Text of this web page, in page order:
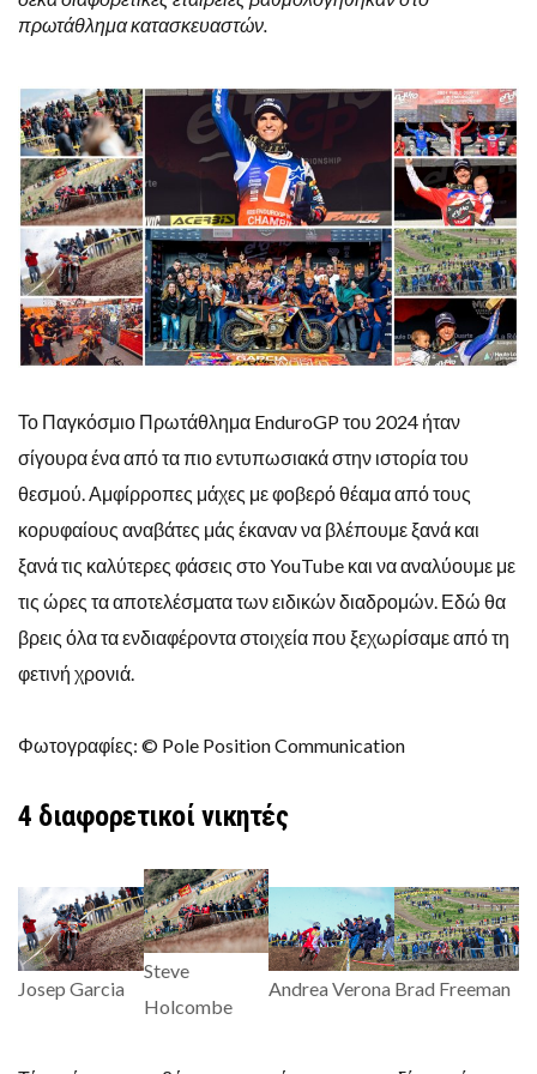
πρωτάθλημα κατασκευαστών.
Το Παγκόσμιο Πρωτάθλημα EnduroGP του 2024 ήταν
σίγουρα ένα από τα πιο εντυπωσιακά στην ιστορία του
θεσμού. Αμφίρροπες μάχες με φοβερό θέαμα από τους
κορυφαίους αναβάτες μάς έκαναν να βλέπουμε ξανά και
ξανά τις καλύτερες φάσεις στο YouTube και να αναλύουμε με
τις ώρες τα αποτελέσματα των ειδικών διαδρομών. Εδώ θα
βρεις όλα τα ενδιαφέροντα στοιχεία που ξεχωρίσαμε από τη
φετινή χρονιά.
Φωτογραφίες: © Pole Position Communication
4 διαφορετικοί νικητές
Josep Garcia
Steve
Holcombe
Andrea Verona Brad Freeman